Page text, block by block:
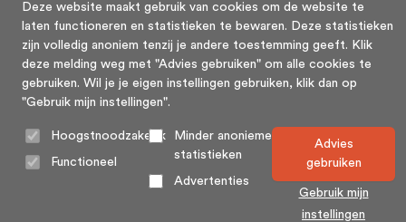
Deze website maakt gebruik van cookies om de website te
laten functioneren en statistieken te bewaren. Deze statistieken
zijn volledig anoniem tenzij je andere toestemming geeft. Klik
deze melding weg met "Advies gebruiken" om alle cookies te
gebruiken. Wil je je eigen instellingen gebruiken, klik dan op
"Gebruik mijn instellingen".
Hoogstnoodzakelijk
Functioneel
Minder anonieme
statistieken
Advertenties
Advies
gebruiken
Gebruik mijn
instellingen